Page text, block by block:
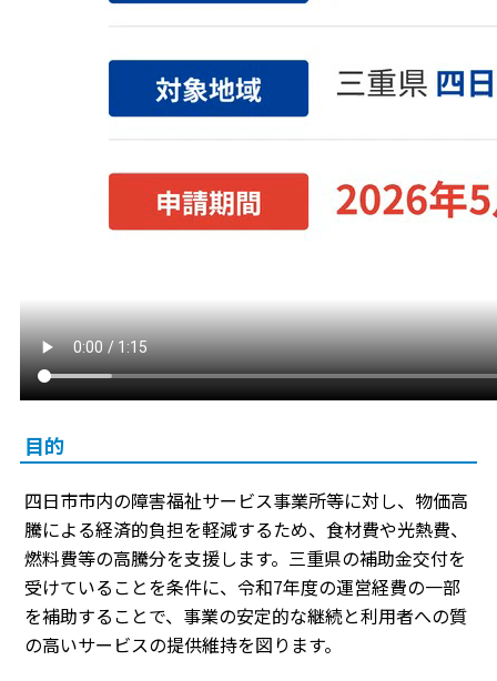
目的
四日市市内の障害福祉サービス事業所等に対し、物価高
騰による経済的負担を軽減するため、食材費や光熱費、
燃料費等の高騰分を支援します。三重県の補助金交付を
受けていることを条件に、令和7年度の運営経費の一部
を補助することで、事業の安定的な継続と利用者への質
の高いサービスの提供維持を図ります。